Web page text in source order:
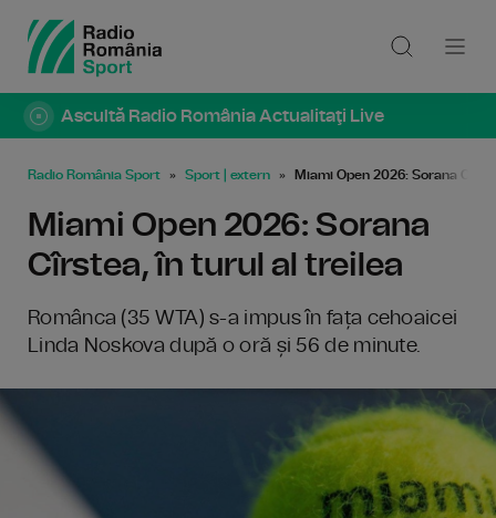
Ascultă Radio România Actualitaţi Live
Radio România Sport Sport | extern Miami Open 2026: Sorana
Miami Open 2026: Sorana
Cîrstea, în turul al treilea
Românca (35 WTA) s-a impus în fața cehoaicei
Linda Noskova după o oră și 56 de minute.